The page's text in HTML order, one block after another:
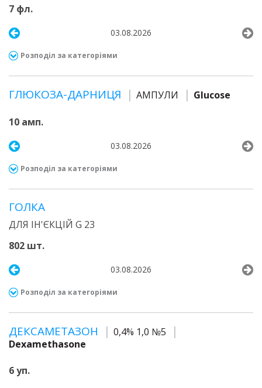
7 фл.
03.08.2026
Розподіл за категоріями
ГЛЮКОЗА-ДАРНИЦЯ АМПУЛИ Glucose
10 амп.
03.08.2026
Розподіл за категоріями
ГОЛКА
ДЛЯ ІН'ЄКЦІЙ G 23
802 шт.
03.08.2026
Розподіл за категоріями
ДЕКСАМЕТАЗОН
0,4% 1,0 №5
Dexamethasone
6 уп.